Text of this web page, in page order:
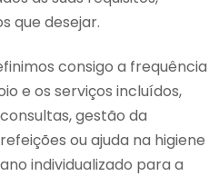
que desejar.
consigo a frequência
e os serviços incluídos,
gestão da
ou ajuda na higiene
individualizado para a